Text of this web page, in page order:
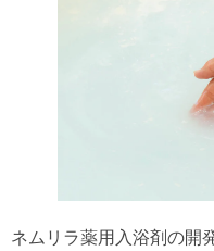
ネムリラ薬用入浴剤の開